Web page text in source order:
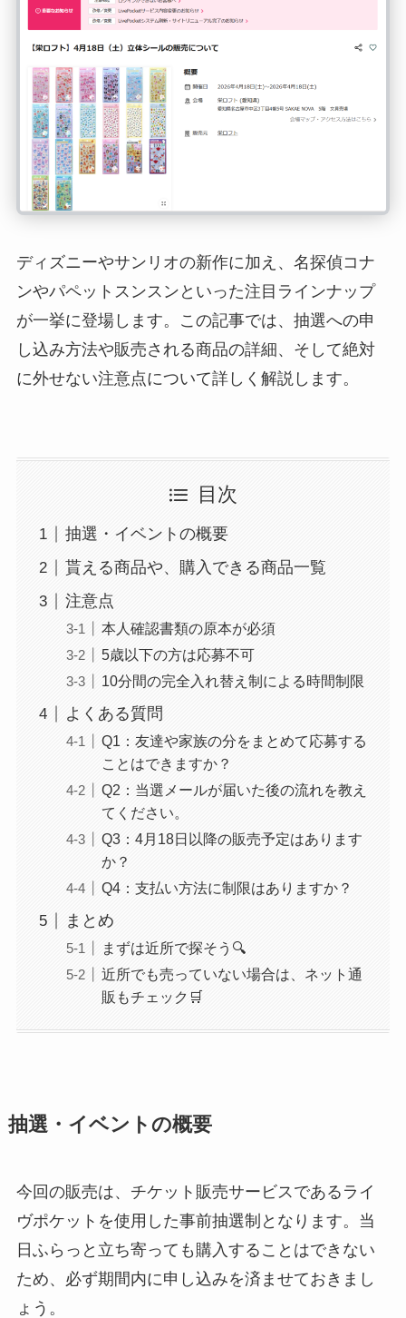
ディズニーやサンリオの新作に加え、名探偵コナ
ンやパペットスンスンといった注目ラインナップ
が一挙に登場します。この記事では、抽選への申
し込み方法や販売される商品の詳細、そして絶対
に外せない注意点について詳しく解説します。
目次
抽選・イベントの概要
貰える商品や、購入できる商品一覧
注意点
本人確認書類の原本が必須
5歳以下の方は応募不可
10分間の完全入れ替え制による時間制限
よくある質問
Q1：友達や家族の分をまとめて応募する
ことはできますか？
Q2：当選メールが届いた後の流れを教え
てください。
Q3：4月18日以降の販売予定はあります
か？
Q4：支払い方法に制限はありますか？
まとめ
まずは近所で探そう🔍
近所でも売っていない場合は、ネット通
販もチェック🛒
抽選・イベントの概要
今回の販売は、チケット販売サービスであるライ
ヴポケットを使用した事前抽選制となります。当
日ふらっと立ち寄っても購入することはできない
ため、必ず期間内に申し込みを済ませておきまし
ょう。